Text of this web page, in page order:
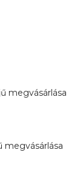
megvásárlása
megvásárlása